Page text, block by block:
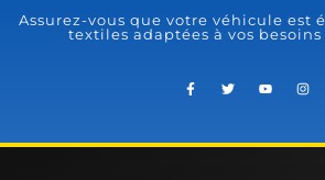
Assurez-vous que votre véhicule est
textiles adaptées à vos